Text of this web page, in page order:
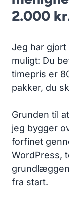
2.000
Jeg har
muligt: Du
timepris er
pakker, du
Grunden til
jeg bygger
forfinet
WordPress,
fra start.